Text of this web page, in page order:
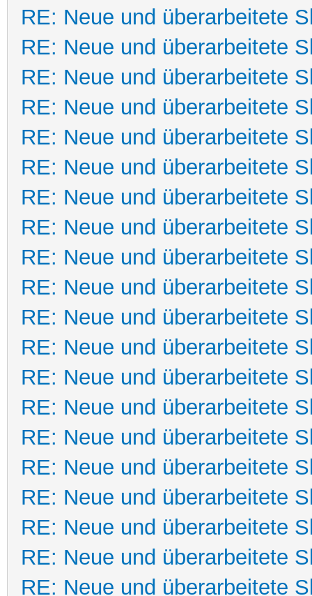
RE: Neue und überarbeitete
RE: Neue und überarbeitete
RE: Neue und überarbeitete
RE: Neue und überarbeitete
RE: Neue und überarbeitete
RE: Neue und überarbeitete
RE: Neue und überarbeitete
RE: Neue und überarbeitete
RE: Neue und überarbeitete
RE: Neue und überarbeitete
RE: Neue und überarbeitete
RE: Neue und überarbeitete
RE: Neue und überarbeitete
RE: Neue und überarbeitete
RE: Neue und überarbeitete
RE: Neue und überarbeitete
RE: Neue und überarbeitete
RE: Neue und überarbeitete
RE: Neue und überarbeitete
RE: Neue und überarbeitete